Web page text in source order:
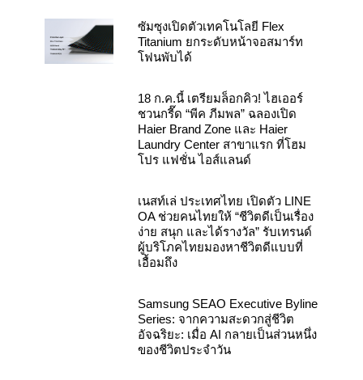
k
a
m
ซัมซุงเปิดตัวเทคโนโลยี Flex
Titanium ยกระดับหน้าจอสมาร์ท
โฟนพับได้
18 ก.ค.นี้ เตรียมล็อกคิว! ไฮเออร์
ชวนกรี๊ด “พีค ภีมพล” ฉลองเปิด
Haier Brand Zone และ Haier
Laundry Center สาขาแรก ที่โฮม
โปร แฟชั่น ไอส์แลนด์
เนสท์เล่ ประเทศไทย เปิดตัว LINE
OA ช่วยคนไทยให้ “ชีวิตดีเป็นเรื่อง
ง่าย สนุก และได้รางวัล” รับเทรนด์
ผู้บริโภคไทยมองหาชีวิตดีแบบที่
เอื้อมถึง
Samsung SEAO Executive Byline
Series: จากความสะดวกสู่ชีวิต
อัจฉริยะ: เมื่อ AI กลายเป็นส่วนหนึ่ง
ของชีวิตประจำวัน